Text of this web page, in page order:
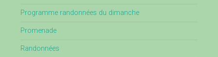
Programme randonnées du dimanche
Promenade
Randonnées